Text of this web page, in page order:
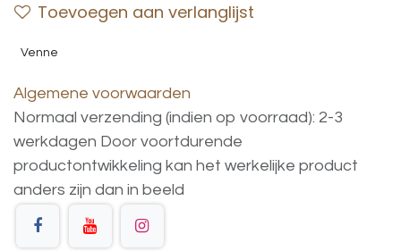
Toevoegen aan verlanglijst
Venne
Algemene voorwaarden
Normaal verzending (indien op voorraad): 2-3
werkdagen Door voortdurende
productontwikkeling kan het werkelijke product
anders zijn dan in beeld